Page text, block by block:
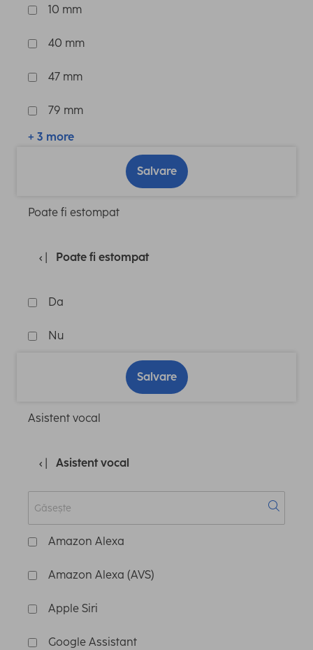
10 mm
40 mm
47 mm
79 mm
+ 3 more
Salvare
Poate fi estompat
Poate fi estompat
Da
Nu
Salvare
Asistent vocal
Asistent vocal
Amazon Alexa
Amazon Alexa (AVS)
Apple Siri
Google Assistant